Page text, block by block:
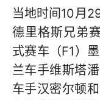
当地时间10月
德里格斯兄弟
式赛车（F1）
兰车手维斯塔
车手汉密尔顿